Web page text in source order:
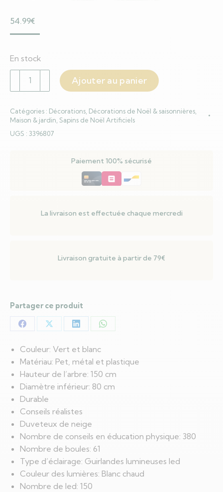
54.99€
Couleur: Vert et blanc
Matériau: Pet, métal et plastique
Hauteur de l’arbre: 150 cm
Diamètre inférieur: 80 cm
Durable
Conseils réalistes
Duveteux de neige
Nombre de conseils en éducation physique: 380
Nombre de boules: 61
Type d’éclairage: Guirlandes lumineuses led
Couleur des lumières: Blanc chaud
Nombre de led: 150
En stock
quantité
de
Noël
artificiel
Ajouter au panier
Catégories : Décorations Décorations de Noël & saisonnières
Maison & jardin Sapins de Noël Artificiels
UGS : 3396807
Paiement 100% sécurisé
La livraison est effectuée chaque mercredi
Livraison gratuite à partir de 79€
Partager ce produit
Partager
sur
Facebook
Partager
sur
X
Partager
sur
LinkedIn
Partager
WhatsApp